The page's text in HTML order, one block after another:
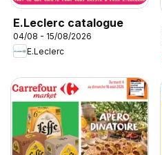
E.Leclerc catalogue
04/08 - 15/08/2026
E.Leclerc